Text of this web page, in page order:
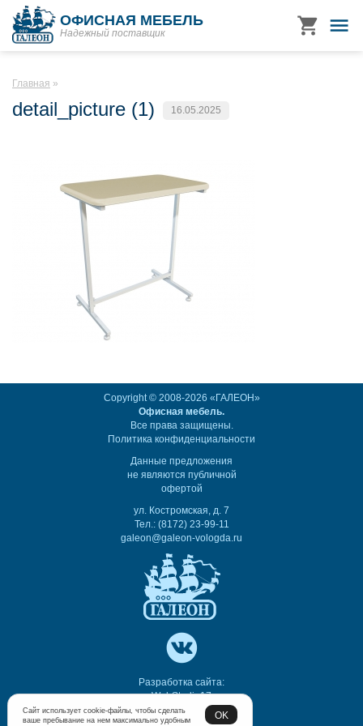
ОФИСНАЯ МЕБЕЛЬ
Надежный поставщик
Главная
detail_picture (1) 16.05.2025
Copyright © 2008-2026 «ГАЛЕОН»
Офисная мебель.
Все права защищены.
Политика конфиденциальности
Данные предложения
не являются публичной
офертой
ул. Костромская, д. 7
Тел.: (8172) 23-99-11
galeon@galeon-vologda.ru
Разработка сайта:
WebStudio17
Сайт использует cookie-файлы, чтобы сделать
ваше пребывание на нем максимально удобным
OK